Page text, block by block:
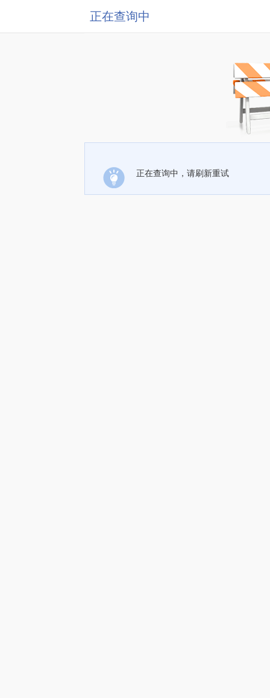
正在查询中
正在查询中，请刷新重试